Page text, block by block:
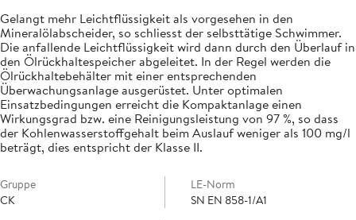
Gelangt mehr Leichtflüssigkeit als vorgesehen in den
Mineralölabscheider, so schliesst der selbsttätige Schwimmer.
Die anfallende Leichtflüssigkeit wird dann durch den Überlauf in
den Ölrückhaltespeicher abgeleitet. In der Regel werden die
Ölrückhaltebehälter mit einer entsprechenden
Überwachungsanlage ausgerüstet. Unter optimalen
Einsatzbedingungen erreicht die Kompaktanlage einen
Wirkungsgrad bzw. eine Reinigungsleistung von 97 %, so dass
der Kohlenwasserstoffgehalt beim Auslauf weniger als 100 mg/l
beträgt, dies entspricht der Klasse II.
Gruppe
CK
LE-Norm
SN EN 858-1/A1